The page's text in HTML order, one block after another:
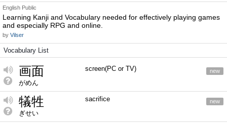
English Public
Learning Kanji and Vocabulary needed for effectively playing games
and especially RPG and online.
by Vilser
Vocabulary List
画面
がめん
screen(PC or TV) new
犠牲
ぎせい
sacrifice new